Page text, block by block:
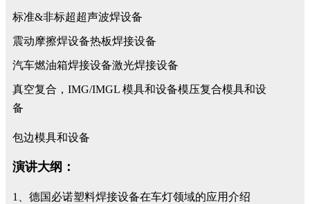
标准&非标超超声波焊设备
震动摩擦焊设备热板焊接设备
汽车燃油箱焊接设备激光焊接设备
真空复合，IMG/IMGL 模具和设备模压复合模具和设
备
包边模具和设备
演讲大纲：
1、德国必诺塑料焊接设备在车灯领域的应用介绍